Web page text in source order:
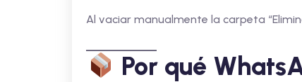
Al vaciar manualmente la carpeta
Por qué